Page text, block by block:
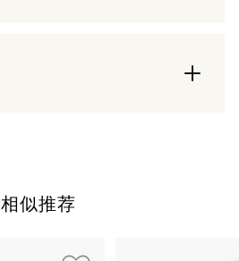
相似推荐